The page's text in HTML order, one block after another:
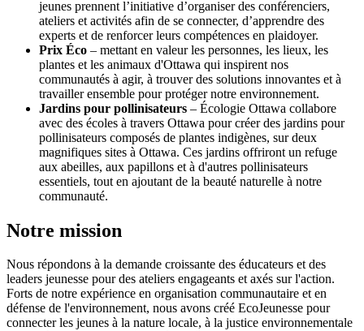
jeunes prennent l’initiative d’organiser des conférenciers,
ateliers et activités afin de se connecter, d’apprendre des
experts et de renforcer leurs compétences en plaidoyer.
Prix Éco – mettant en valeur les personnes, les lieux, les
plantes et les animaux d'Ottawa qui inspirent nos
communautés à agir, à trouver des solutions innovantes et à
travailler ensemble pour protéger notre environnement.
Jardins pour pollinisateurs – Écologie Ottawa collabore
avec des écoles à travers Ottawa pour créer des jardins pour
pollinisateurs composés de plantes indigènes, sur deux
magnifiques sites à Ottawa. Ces jardins offriront un refuge
aux abeilles, aux papillons et à d'autres pollinisateurs
essentiels, tout en ajoutant de la beauté naturelle à notre
communauté.
Notre mission
Nous répondons à la demande croissante des éducateurs et des
leaders jeunesse pour des ateliers engageants et axés sur l'action.
Forts de notre expérience en organisation communautaire et en
défense de l'environnement, nous avons créé EcoJeunesse pour
connecter les jeunes à la nature locale, à la justice environnementale